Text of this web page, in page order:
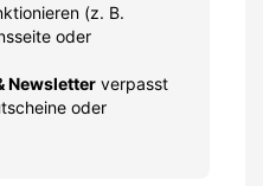
(z. B.
oder
Newsletter verpasst
oder